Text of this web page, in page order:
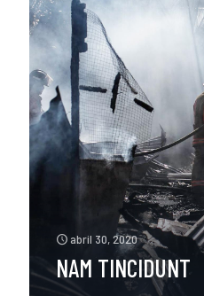
abril 30, 2020
NAM TINCIDUNT